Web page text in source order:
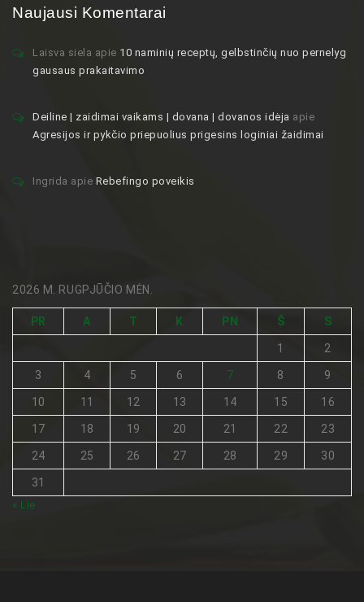
Naujausi Komentarai
Laisva siela apie 10 naminių receptų, gelbstinčių nuo pernelyg
gausaus prakaitavimo
Deiline | zaidimai vaikams | dovana | dovanos idėja apie
Agresijos ir pykčio priepuolius prigesins loginiai žaidimai
Ingrida apie Rebefingo poveikis
2026 M. RUGPJŪČIO MĖN.
PR A T K PN Š S
1 2
3 4 5 6 7 8 9
10 11 12 13 14 15 16
17 18 19 20 21 22 23
24 25 26 27 28 29 30
31
« Lie